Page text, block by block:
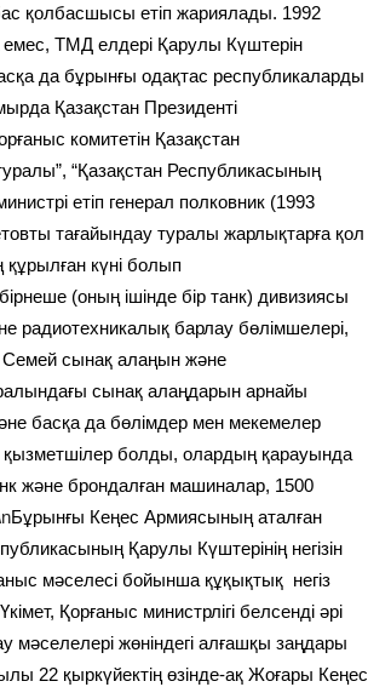
қолбасшысы етіп жариялады. 1992
ТМД елдері Қарулы Күштерін
да бұрынғы одақтас республикаларды
Қазақстан Президенті
комитетін Қазақстан
“Қазақстан Республикасының
етіп генерал полковник (1993
тағайындау туралы жарлықтарға қол
күні болып
(оның ішінде бір танк) дивизиясы
радиотехникалық барлау бөлімшелері,
сынақ алаңын және
сынақ алаңдарын арнайы
басқа да бөлімдер мен мекемелер
болды, олардың қарауында
және брондалған машиналар, 1500
Бұрынғы Кеңес Армиясының аталған
Қарулы Күштерінің негізін
мәселесі бойынша құқықтық негіз
Қорғаныс министрлігі белсенді әрі
мәселелері жөніндегі алғашқы заңдары
22 қыркүйектің өзінде-ақ Жоғары Кеңес